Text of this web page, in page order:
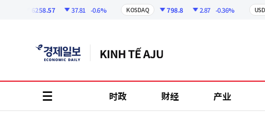
6258.57 37.81 -0.6% KOSDAQ 798.8 2.87 -0.36% USD
时政 财经 产业